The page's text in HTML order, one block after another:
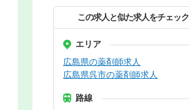
この求人と似た求人をチェック
エリア
広島県の薬剤師求人
広島県呉市の薬剤師求人
路線